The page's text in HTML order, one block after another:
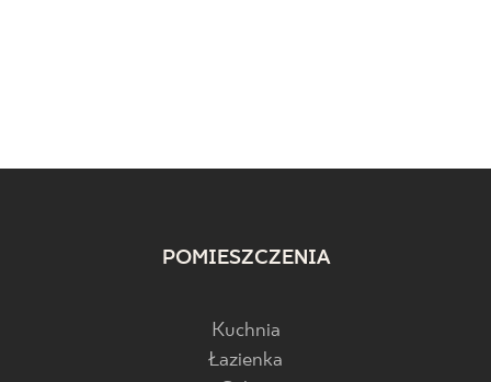
POMIESZCZENIA
Kuchnia
Łazienka